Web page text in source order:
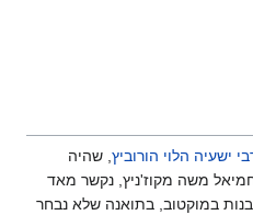
ישעיה הלוי הורוביץ, שהיה
משה מקוז'ניץ, נקשר מאד
במוקטוב, בתואנה שלא נבחר